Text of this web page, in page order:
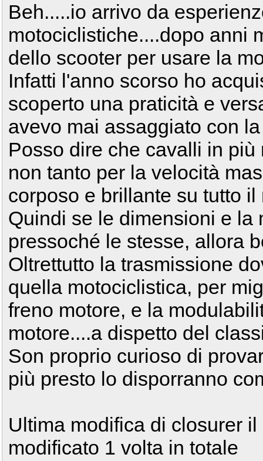
Beh.....io arrivo da
motociclistiche....dopo anni
dello scooter per usare la
Infatti l'anno scorso ho
scoperto una praticità e
avevo mai assaggiato con
Posso dire che cavalli in
non tanto per la velocità
corposo e brillante su tutto
Quindi se le dimensioni e
pressoché le stesse, allora
Oltrettutto la trasmissione
quella motociclistica, per
freno motore, e la
motore....a dispetto del
Son proprio curioso di
più presto lo disporranno
Ultima modifica di closurer
modificato 1 volta in totale